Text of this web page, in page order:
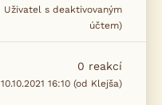
Uživatel s deaktivovaným
účtem)
0 reakcí
10.10.2021 16:10 (od Klejša)